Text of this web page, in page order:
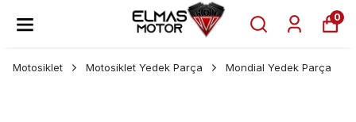
0
Motosiklet Motosiklet Yedek Parça Mondial Yedek Parça